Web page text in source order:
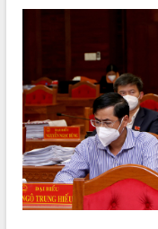
Ngành cá ngừ Đắk Lắk chủ
ứng để giữ vững thị trường xuất
Diễn đàn Kinh tế tư nhân Việt
phá cơ chế - Hợp tác công tư
Đề án 06 tạo bước ngoặt đột
cải cách hành chính tỉnh Đắk
Kết nối tour, đẩy mạnh chuyển
để phát triển du lịch Đắk Lắk
Khởi động Dự án Đầu tư xây